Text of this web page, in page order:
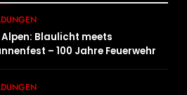
Alpen: Blaulicht meets
– 100 Jahre Feuerwehr